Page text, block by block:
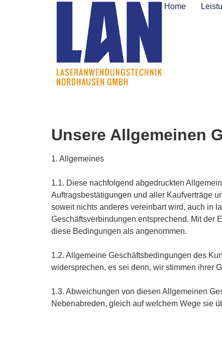
Home
Unsere Allgemeinen
1. Allgemeines
1.1. Diese nachfolgend abgedruckten
Auftragsbestätigungen und aller Kaufverträge
soweit nichts anderes vereinbart wird, auch in
Geschäftsverbindungen entsprechend. Mit der
diese Bedingungen als angenommen.
1.2. Allgemeine Geschäftsbedingungen des
widersprechen, es sei denn, wir stimmen ihrer
1.3. Abweichungen von diesen Allgemeinen
Nebenabreden, gleich auf welchem Wege sie